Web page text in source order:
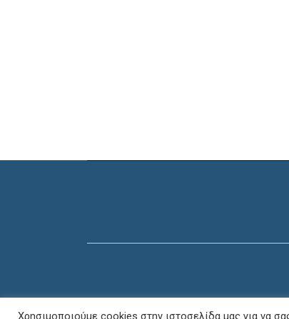
Χρησιμοποιούμε cookies στην ιστοσελίδα μας για να